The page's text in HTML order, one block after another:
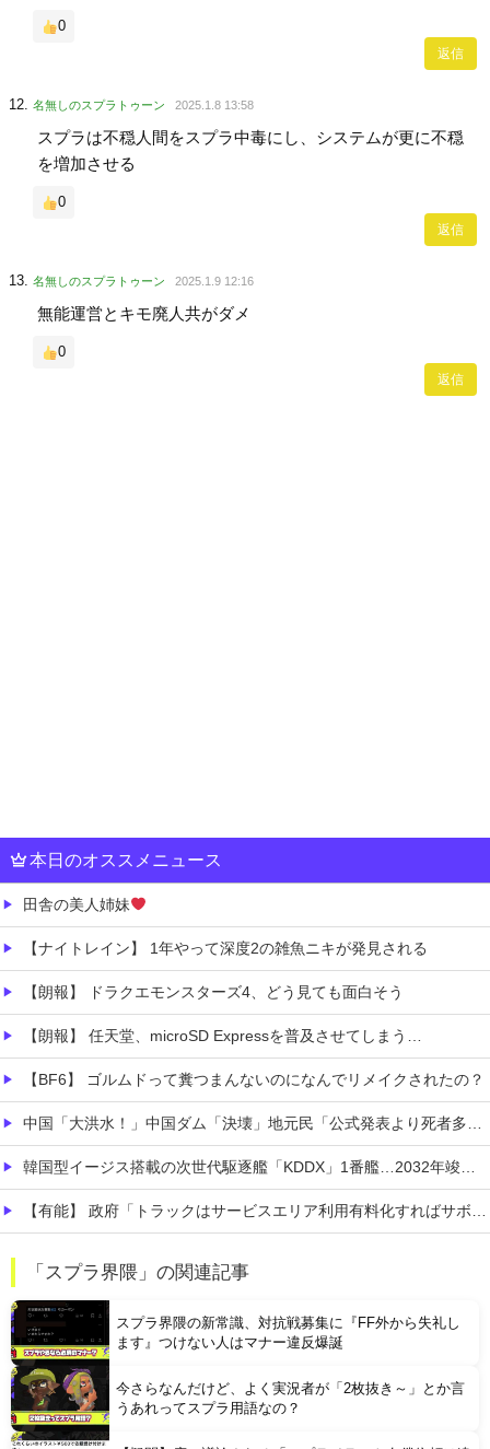
0
返信
名無しのスプラトゥーン 2025.1.8 13:58
スプラは不穏人間をスプラ中毒にし、システムが更に不穏
を増加させる
0
返信
名無しのスプラトゥーン 2025.1.9 12:16
無能運営とキモ廃人共がダメ
0
返信
本日のオススメニュース
田舎の美人姉妹
【ナイトレイン】 1年やって深度2の雑魚ニキが発見される
【朗報】 ドラクエモンスターズ4、どう見ても面白そう
【朗報】 任天堂、microSD Expressを普及させてしまう…
【BF6】 ゴルムドって糞つまんないのになんでリメイクされたの？
中国「大洪水！」中国ダム「決壊」地元民「公式発表より死者多い！」中国政府「住民拘束！（安否不明」中国当局「救助隊動画も削除」台風13号「三峡ダム接近中」→
韓国型イージス搭載の次世代駆逐艦「KDDX」1番艦…2032年竣工と公示！
【有能】 政府「トラックはサービスエリア利用有料化すればサボらず走るし流問題解決じゃね？」
【コンゴ】 エボラ出血熱、感染3600人…過去最大の流行に
「スプラ界隈」の関連記事
スプラ界隈の新常識、対抗戦募集に『FF外から失礼し
ます』つけない人はマナー違反爆誕
今さらなんだけど、よく実況者が「2枚抜き～」とか言
うあれってスプラ用語なの？